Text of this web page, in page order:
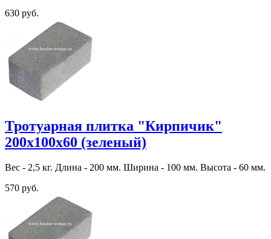
630 руб.
Тротуарная плитка "Кирпичик"
200х100х60 (зеленый)
Вес - 2,5 кг. Длина - 200 мм. Ширина - 100 мм. Высота - 60 мм.
570 руб.